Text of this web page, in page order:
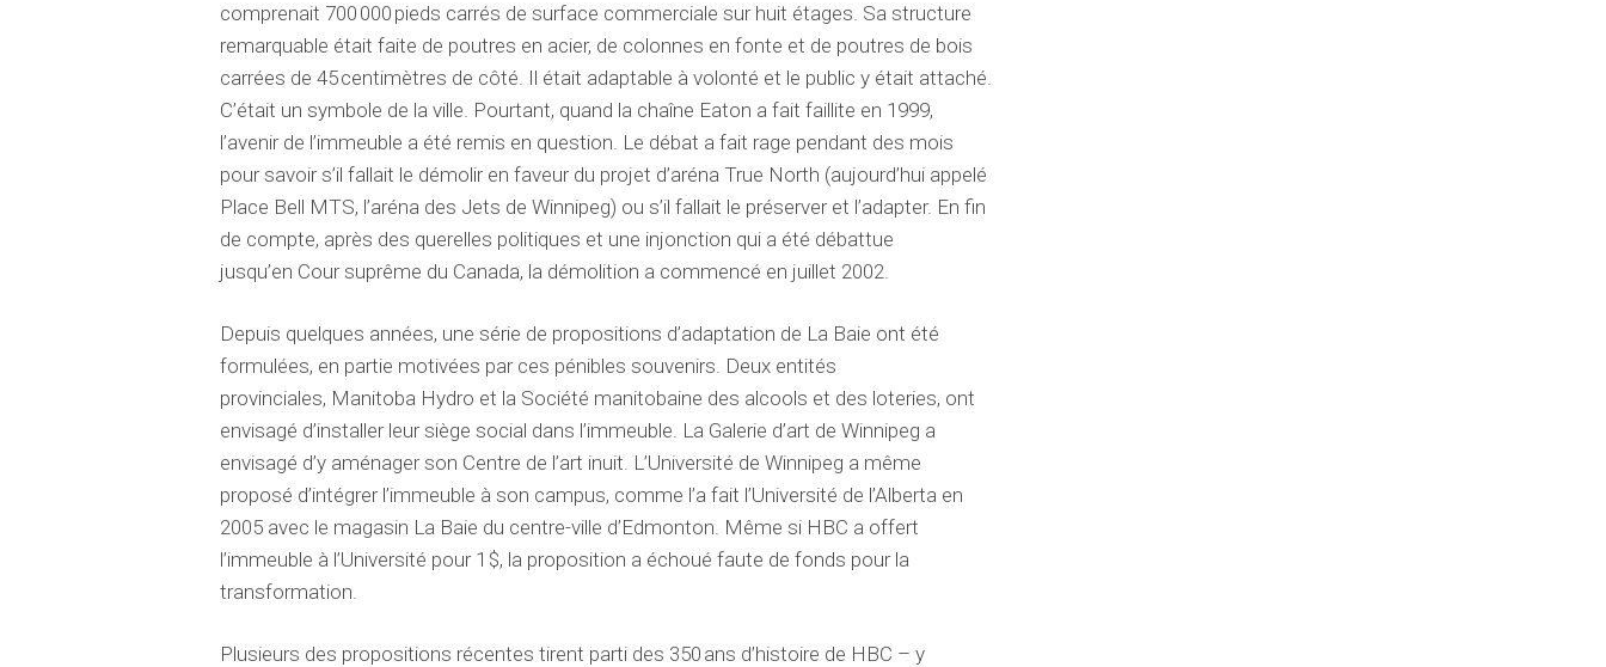
comprenait 700 000 pieds carrés de surface commerciale sur huit étages. Sa structure
remarquable était faite de poutres en acier, de colonnes en fonte et de poutres de bois
carrées de 45 centimètres de côté. Il était adaptable à volonté et le public y était attaché.
C’était un symbole de la ville. Pourtant, quand la chaîne Eaton a fait faillite en 1999,
l’avenir de l’immeuble a été remis en question. Le débat a fait rage pendant des mois
pour savoir s’il fallait le démolir en faveur du projet d’aréna True North (aujourd’hui appelé
Place Bell MTS, l’aréna des Jets de Winnipeg) ou s’il fallait le préserver et l’adapter. En fin
de compte, après des querelles politiques et une injonction qui a été débattue
jusqu’en Cour suprême du Canada, la démolition a commencé en juillet 2002.
Depuis quelques années, une série de propositions d’adaptation de La Baie ont été
formulées, en partie motivées par ces pénibles souvenirs. Deux entités
provinciales, Manitoba Hydro et la Société manitobaine des alcools et des loteries, ont
envisagé d’installer leur siège social dans l’immeuble. La Galerie d’art de Winnipeg a
envisagé d’y aménager son Centre de l’art inuit. L’Université de Winnipeg a même
proposé d’intégrer l’immeuble à son campus, comme l’a fait l’Université de l’Alberta en
2005 avec le magasin La Baie du centre-ville d’Edmonton. Même si HBC a offert
l’immeuble à l’Université pour 1 $, la proposition a échoué faute de fonds pour la
transformation.
Plusieurs des propositions récentes tirent parti des 350 ans d’histoire de HBC – y